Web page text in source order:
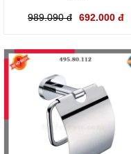
989.090 đ 692.000 đ